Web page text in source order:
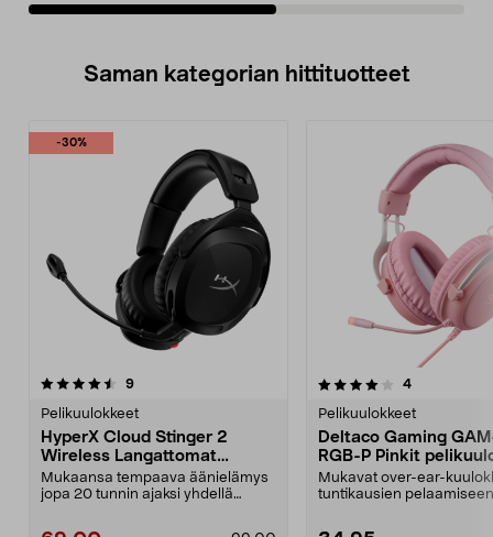
Saman kategorian hittituotteet
-30%
9arvostelut
Pelikuulokkeet
HyperX Cloud Stinger 2
Wireless Langattomat
pelikuulokkeet
Mukaansa tempaava äänielämys
jopa 20 tunnin ajaksi yhdellä
4.0 viidestä
4arvostelut
Pelikuulokkeet
Deltaco Gaming
RGB-P Pinkit
Mukavat over-ear-
tuntikausien
4.5 viidestä